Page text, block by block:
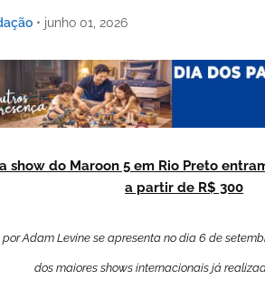
• junho 01, 2026
show do Maroon 5 em Rio Preto
a partir de R$ 300
Adam Levine se apresenta no dia 6 de
dos maiores shows internacionais já